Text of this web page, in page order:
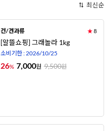
최신순
건/견과류 ★8
[알뜰쇼핑] 그래놀라 1kg
소비기한 : 2026/10/25
26% 7,000원 9,500원